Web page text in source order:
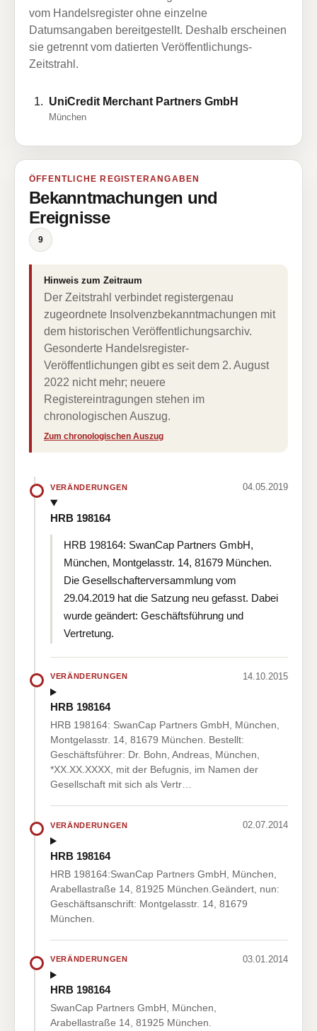
vom Handelsregister ohne einzelne
Datumsangaben bereitgestellt. Deshalb erscheinen
sie getrennt vom datierten Veröffentlichungs-
Zeitstrahl.
UniCredit Merchant Partners GmbH
München
ÖFFENTLICHE REGISTERANGABEN
Bekanntmachungen und
Ereignisse
9
Hinweis zum Zeitraum
Der Zeitstrahl verbindet registergenau
zugeordnete Insolvenzbekanntmachungen mit
dem historischen Veröffentlichungsarchiv.
Gesonderte Handelsregister-
Veröffentlichungen gibt es seit dem 2. August
2022 nicht mehr; neuere
Registereintragungen stehen im
chronologischen Auszug.
Zum chronologischen Auszug
VERÄNDERUNGEN 04.05.2019
HRB 198164
HRB 198164: SwanCap Partners GmbH,
München, Montgelasstr. 14, 81679 München.
Die Gesellschafterversammlung vom
29.04.2019 hat die Satzung neu gefasst. Dabei
wurde geändert: Geschäftsführung und
Vertretung.
VERÄNDERUNGEN 14.10.2015
HRB 198164
HRB 198164: SwanCap Partners GmbH, München,
Montgelasstr. 14, 81679 München. Bestellt:
Geschäftsführer: Dr. Bohn, Andreas, München,
*XX.XX.XXXX, mit der Befugnis, im Namen der
Gesellschaft mit sich als Vertr…
VERÄNDERUNGEN 02.07.2014
HRB 198164
HRB 198164:SwanCap Partners GmbH, München,
Arabellastraße 14, 81925 München.Geändert, nun:
Geschäftsanschrift: Montgelasstr. 14, 81679
München.
VERÄNDERUNGEN 03.01.2014
HRB 198164
SwanCap Partners GmbH, München,
Arabellastraße 14, 81925 München.